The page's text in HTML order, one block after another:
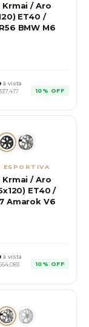
Krmai / Aro
ET40 /
BMW M6
à vista
10% OFF
ESPORTIVA
Krmai / Aro
ET40 /
Amarok V6
à vista
10% OFF